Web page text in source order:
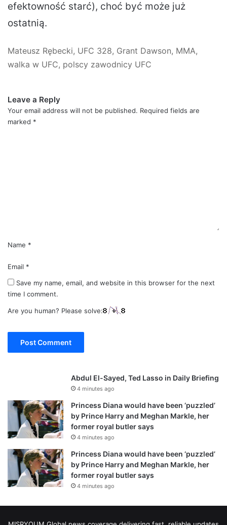
efektowność starć), choć być może już
ostatnią.
Mateusz Rębecki, UFC 328, Grant Dawson, MMA,
walka w UFC, polscy zawodnicy UFC
Leave a Reply
Your email address will not be published. Required fields are
marked *
Name *
Email *
Save my name, email, and website in this browser for the next
time I comment.
Are you human? Please solve:
Abdul El-Sayed, Ted Lasso in Daily Briefing
4 minutes ago
Princess Diana would have been ‘puzzled’
by Prince Harry and Meghan Markle, her
former royal butler says
4 minutes ago
Princess Diana would have been ‘puzzled’
by Prince Harry and Meghan Markle, her
former royal butler says
4 minutes ago